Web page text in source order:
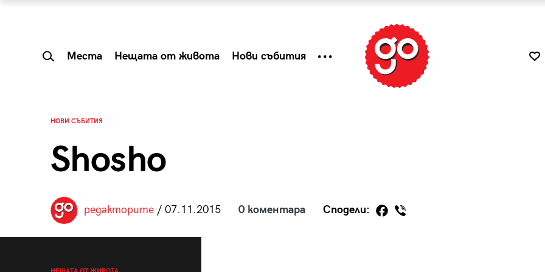
Места Нещата от живота Нови събития
НОВИ СЪБИТИЯ
Shosho
редакторите/ 07.11.2015 0 коментара Сподели: